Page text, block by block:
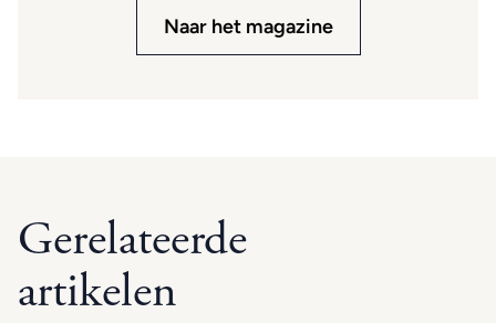
Naar het magazine
Gerelateerde
artikelen